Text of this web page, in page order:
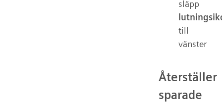
släpp
till
vänster
Återställer
sparade